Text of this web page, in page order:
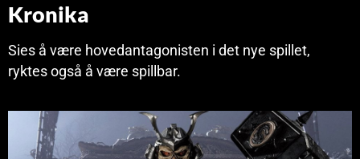
Kronika
Sies å være hovedantagonisten i det nye spillet,
ryktes også å være spillbar.